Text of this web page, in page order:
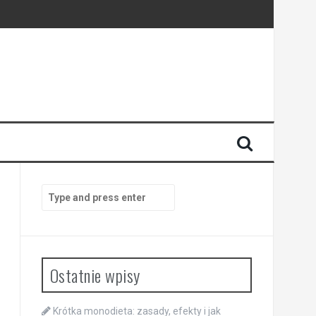
for:
Ostatnie wpisy
Krótka monodieta: zasady, efekty i jak